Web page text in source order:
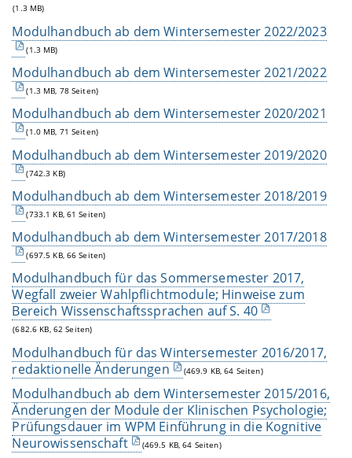
(1.3 MB)
Modulhandbuch ab dem Wintersemester 2022/2023
(1.3 MB)
Modulhandbuch ab dem Wintersemester 2021/2022
(1.3 MB, 78 Seiten)
Modulhandbuch ab dem Wintersemester 2020/2021
(1.0 MB, 71 Seiten)
Modulhandbuch ab dem Wintersemester 2019/2020
(742.3 KB)
Modulhandbuch ab dem Wintersemester 2018/2019
(733.1 KB, 61 Seiten)
Modulhandbuch ab dem Wintersemester 2017/2018
(697.5 KB, 66 Seiten)
Modulhandbuch für das Sommersemester 2017,
Wegfall zweier Wahlpflichtmodule; Hinweise zum
Bereich Wissenschaftssprachen auf S. 40
(682.6 KB, 62 Seiten)
Modulhandbuch für das Wintersemester 2016/2017,
redaktionelle Änderungen
(469.9 KB, 64 Seiten)
Modulhandbuch ab dem Wintersemester 2015/2016,
Änderungen der Module der Klinischen Psychologie;
Prüfungsdauer im WPM Einführung in die Kognitive
Neurowissenschaft
(469.5 KB, 64 Seiten)